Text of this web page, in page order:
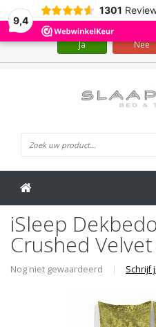
9,4
1301
iSleep
Crushed
Nog niet gewaardeerd | Schrijf
Wij slaan cookies op om onze
Ja Nee